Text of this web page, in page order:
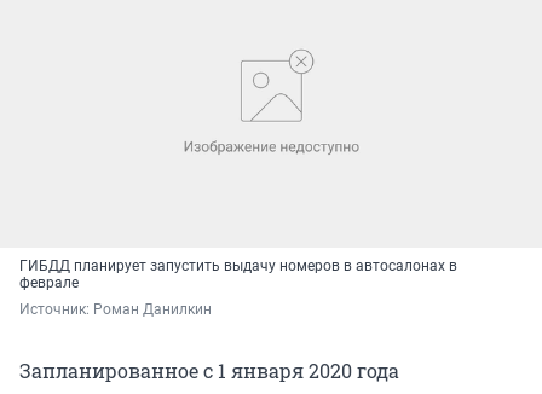
ГИБДД планирует запустить выдачу номеров в автосалонах в
феврале
Источник: Роман Данилкин
Запланированное с 1 января 2020 года